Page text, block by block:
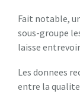
Fait notable,
sous-groupe
laisse
Les donnees
entre la